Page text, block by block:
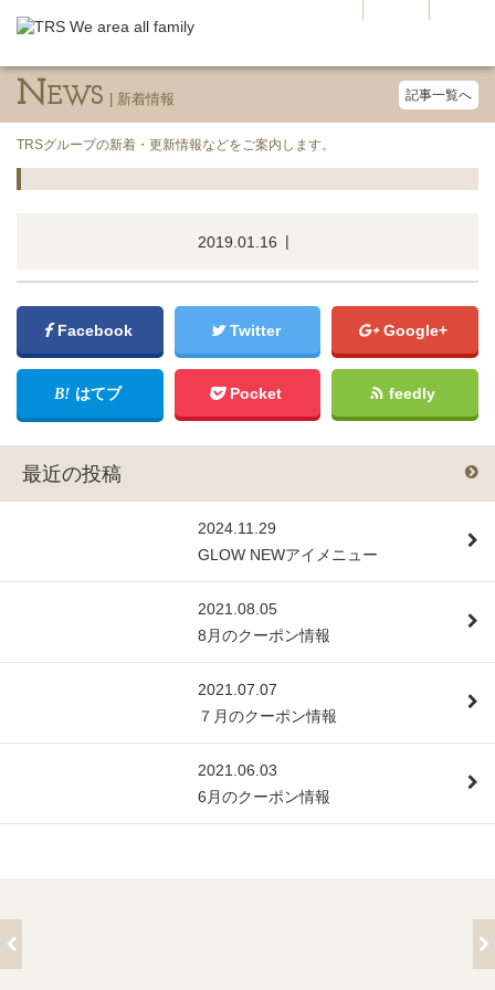
N EWS
TRSグループの新着・更新情報などをご案内します。
記事一覧へ
2019.01.16
Facebook Twitter Google+
はてブ Pocket feedly
最近の投稿
2024.11.29
GLOW NEWアイメニュー
2021.08.05
8月のクーポン情報
2021.07.07
７月のクーポン情報
2021.06.03
6月のクーポン情報